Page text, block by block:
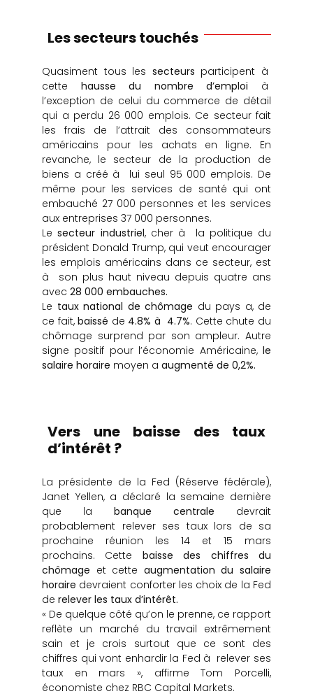
Les secteurs touchés
Quasiment tous les secteurs participent à
cette hausse du nombre d’emploi à
l’exception de celui du commerce de détail
qui a perdu 26 000 emplois. Ce secteur fait
les frais de l’attrait des consommateurs
américains pour les achats en ligne. En
revanche, le secteur de la production de
biens a créé à lui seul 95 000 emplois. De
même pour les services de santé qui ont
embauché 27 000 personnes et les services
aux entreprises 37 000 personnes.
Lesecteur industriel, cher à la politique du
président Donald Trump, qui veut encourager
les emplois américains dans ce secteur, est
à son plus haut niveau depuis quatre ans
avec 28 000 embauches.
Le taux national de chômage du pays a, de
ce fait,baissé de 4.8% à 4.7%. Cette chute du
chômage surprend par son ampleur. Autre
signe positif pour l’économie Américaine, le
salaire horaire moyen a augmenté de 0,2%.
Vers une baisse des taux
d’intérêt ?
La présidente de la Fed (Réserve fédérale),
Janet Yellen, a déclaré la semaine dernière
que la banque centrale devrait
probablement relever ses taux lors de sa
prochaine réunion les 14 et 15 mars
prochains. Cette baisse des chiffres du
chômage et cette augmentation du salaire
horaire devraient conforter les choix de la Fed
de relever les taux d’intérêt.
« De quelque côté qu’on le prenne, ce rapport
reflète un marché du travail extrêmement
sain et je crois surtout que ce sont des
chiffres qui vont enhardir la Fed à relever ses
taux en mars », affirme Tom Porcelli,
économiste chez RBC Capital Markets.